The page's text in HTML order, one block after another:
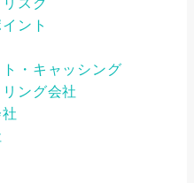
スク
ント
ト・キャッシング
ング会社